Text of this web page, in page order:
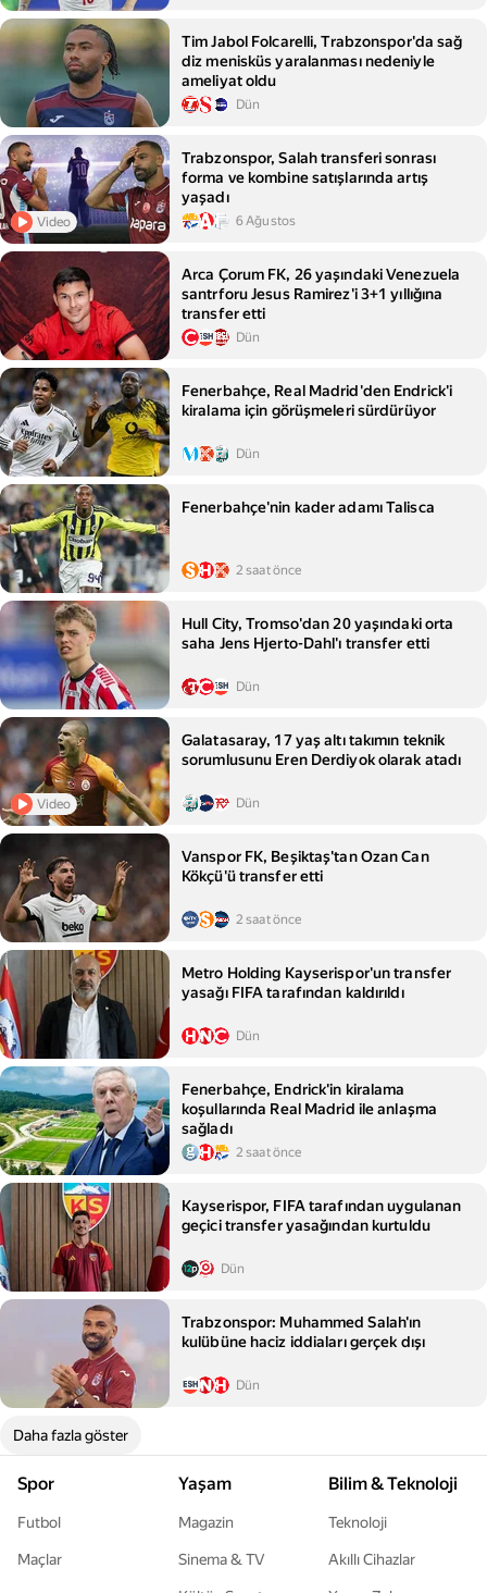
Tim Jabol Folcarelli, Trabzonspor'da sağ
diz menisküs yaralanması nedeniyle
ameliyat oldu
Dün
Video
Trabzonspor, Salah transferi sonrası
forma ve kombine satışlarında artış
yaşadı
6 Ağustos
Arca Çorum FK, 26 yaşındaki Venezuela
santrforu Jesus Ramirez'i 3+1 yıllığına
transfer etti
Dün
Fenerbahçe, Real Madrid'den Endrick'i
kiralama için görüşmeleri sürdürüyor
Dün
Fenerbahçe'nin kader adamı Talisca
2 saat önce
Hull City, Tromso'dan 20 yaşındaki orta
saha Jens Hjerto-Dahl'ı transfer etti
Dün
Video
Galatasaray, 17 yaş altı takımın teknik
sorumlusunu Eren Derdiyok olarak atadı
Dün
Vanspor FK, Beşiktaş'tan Ozan Can
Kökçü'ü transfer etti
2 saat önce
Metro Holding Kayserispor'un transfer
yasağı FIFA tarafından kaldırıldı
Dün
Fenerbahçe, Endrick'in kiralama
koşullarında Real Madrid ile anlaşma
sağladı
2 saat önce
Kayserispor, FIFA tarafından uygulanan
geçici transfer yasağından kurtuldu
Dün
Trabzonspor: Muhammed Salah'ın
kulübüne haciz iddiaları gerçek dışı
Dün
Daha fazla göster
Spor
Futbol
Maçlar
Yaşam
Magazin
Sinema & TV
Bilim & Teknoloji
Teknoloji
Akıllı Cihazlar